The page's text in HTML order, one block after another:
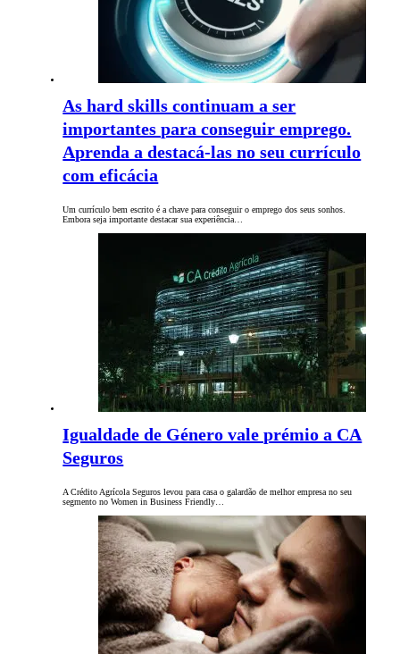
As hard skills continuam a ser
importantes para conseguir emprego.
Aprenda a destacá-las no seu currículo
com eficácia
Um currículo bem escrito é a chave para conseguir o emprego dos seus sonhos.
Embora seja importante destacar sua experiência…
Igualdade de Género vale prémio a CA
Seguros
A Crédito Agrícola Seguros levou para casa o galardão de melhor empresa no seu
segmento no Women in Business Friendly…